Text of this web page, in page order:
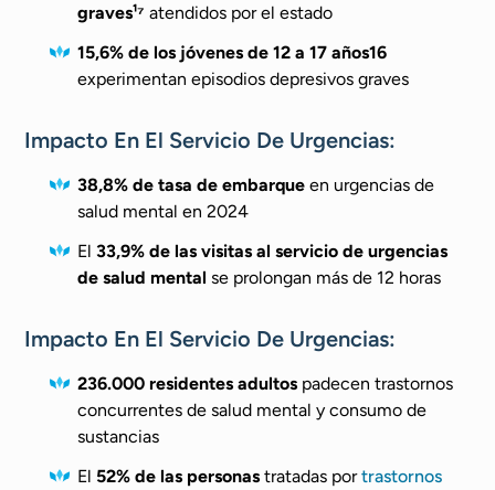
graves¹⁷ atendidos por el estado
15,6% de los jóvenes de 12 a 17 años16
experimentan episodios depresivos graves
Impacto En El Servicio De Urgencias:
38,8% de tasa de embarque en urgencias de
salud mental en 2024
El33,9% de las visitas al servicio de urgencias
de salud mental se prolongan más de 12 horas
Impacto En El Servicio De Urgencias:
236.000 residentes adultos padecen trastornos
concurrentes de salud mental y consumo de
sustancias
El 52% de las personastratadas portrastornos